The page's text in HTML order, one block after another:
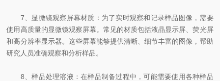
7、显微镜观察屏幕材质：为了实时观察和记录样品图像，需要
使用高质量的显微镜观察屏幕。常见的材质包括液晶显示屏、荧光屏
和高分辨率显示器。这些屏幕能够提供清晰、细节丰富的图像，帮助
研究人员准确观察和分析样品。
8、样品处理溶液：在样品制备过程中，可能需要使用各种样品